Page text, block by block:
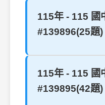
115年 - 115 國
#139896(25題)
115年 - 115 國
#139895(42題)